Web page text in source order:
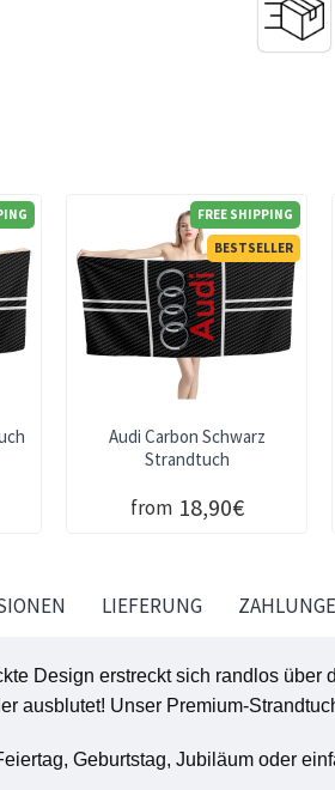
FREE SHIPPING
BESTSELLER
Audi Carbon Schwarz
Strandtuch
from 18,90€
LIEFERUNG
Design erstreckt sich randlos
ausblutet! Unser Premium-
Geburtstag, Jubiläum oder